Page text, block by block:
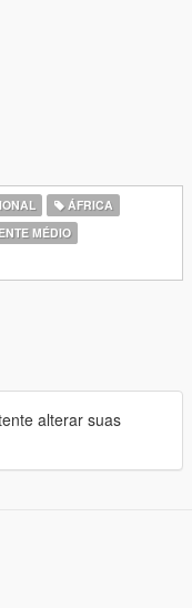
ÁFRICA
MÉDIO
alterar suas